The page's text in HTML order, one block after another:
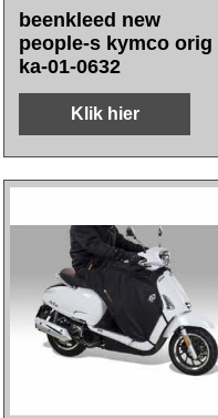
beenkleed new
people-s kymco orig
ka-01-0632
Klik hier